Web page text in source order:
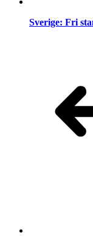
Sverige: Fri